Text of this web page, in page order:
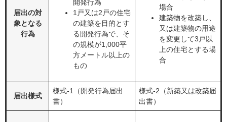
届出の対
象となる
行為
開発行為
1戸又は2戸の住宅
の建築を目的とす
る開発行為で、そ
の規模が1,000平
方メートル以上の
もの
場合
建築物を改築し、
又は建築物の用途
を変更して3戸以
上の住宅とする場
合
届出様式
様式-1（開発行為届出
書）
様式-2（新築又は改築届
出書）